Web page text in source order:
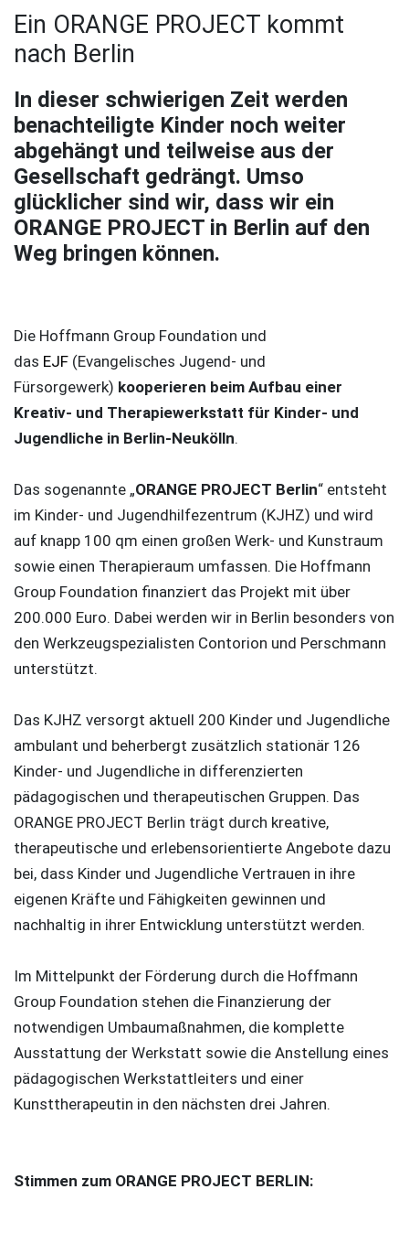
Ein ORANGE PROJECT kommt
nach Berlin
In dieser schwierigen Zeit werden
benachteiligte Kinder noch weiter
abgehängt und teilweise aus der
Gesellschaft gedrängt. Umso
glücklicher sind wir, dass wir ein
ORANGE PROJECT in Berlin auf den
Weg bringen können.
Die Hoffmann Group Foundation und
das EJF (Evangelisches Jugend- und
Fürsorgewerk) kooperieren beim Aufbau einer
Kreativ- und Therapiewerkstatt für Kinder- und
Jugendliche in Berlin-Neukölln.
Das sogenannte „ORANGE PROJECT Berlin“ entsteht
im Kinder- und Jugendhilfezentrum (KJHZ) und wird
auf knapp 100 qm einen großen Werk- und Kunstraum
sowie einen Therapieraum umfassen. Die Hoffmann
Group Foundation finanziert das Projekt mit über
200.000 Euro. Dabei werden wir in Berlin besonders von
den Werkzeugspezialisten Contorion und Perschmann
unterstützt.
Das KJHZ versorgt aktuell 200 Kinder und Jugendliche
ambulant und beherbergt zusätzlich stationär 126
Kinder- und Jugendliche in differenzierten
pädagogischen und therapeutischen Gruppen. Das
ORANGE PROJECT Berlin trägt durch kreative,
therapeutische und erlebensorientierte Angebote dazu
bei, dass Kinder und Jugendliche Vertrauen in ihre
eigenen Kräfte und Fähigkeiten gewinnen und
nachhaltig in ihrer Entwicklung unterstützt werden.
Im Mittelpunkt der Förderung durch die Hoffmann
Group Foundation stehen die Finanzierung der
notwendigen Umbaumaßnahmen, die komplette
Ausstattung der Werkstatt sowie die Anstellung eines
pädagogischen Werkstattleiters und einer
Kunsttherapeutin in den nächsten drei Jahren.
Stimmen zum ORANGE PROJECT BERLIN: ​​​​​​​